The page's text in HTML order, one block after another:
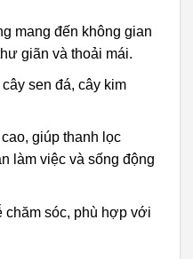
mang đến không gian
giãn và thoải mái.
sen đá, cây kim
giúp thanh lọc
làm việc và sống động
chăm sóc, phù hợp với